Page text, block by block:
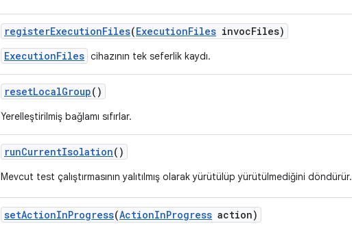
registerExecutionFiles(ExecutionFiles invocFiles)
ExecutionFiles cihazının tek seferlik kaydı.
resetLocalGroup()
Yerelleştirilmiş bağlamı sıfırlar.
runCurrentIsolation()
Mevcut test çalıştırmasının yalıtılmış olarak yürütülüp yürütülmediğini döndürür.
setActionInProgress(ActionInProgress action)